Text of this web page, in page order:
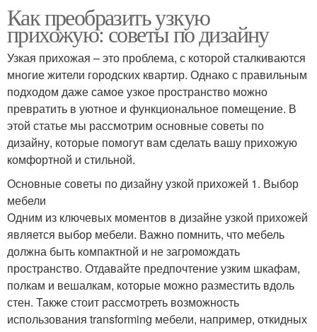
Как преобразить узкую
прихожую: советы по дизайну
Узкая прихожая – это проблема, с которой сталкиваются
многие жители городских квартир. Однако с правильным
подходом даже самое узкое пространство можно
превратить в уютное и функциональное помещение. В
этой статье мы рассмотрим основные советы по
дизайну, которые помогут вам сделать вашу прихожую
комфортной и стильной.
Основные советы по дизайну узкой прихожей 1. Выбор
мебели
Одним из ключевых моментов в дизайне узкой прихожей
является выбор мебели. Важно помнить, что мебель
должна быть компактной и не загромождать
пространство. Отдавайте предпочтение узким шкафам,
полкам и вешалкам, которые можно разместить вдоль
стен. Также стоит рассмотреть возможность
использования transforming мебели, например, откидных